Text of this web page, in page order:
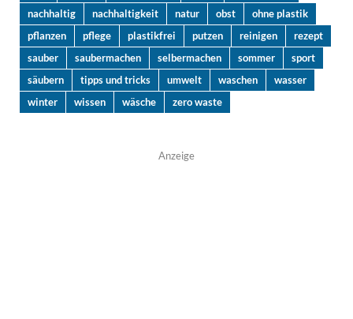
nachhaltig
nachhaltigkeit natur obst
ohne plastik
pflanzen
pflege plastikfrei putzen reinigen
rezept
sauber
saubermachen selbermachen sommer
sport
säubern
tipps und tricks umwelt waschen
wasser
winter
wissen wäsche zero waste
Anzeige